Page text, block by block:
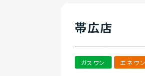
帯広店
ガスワン エネワン